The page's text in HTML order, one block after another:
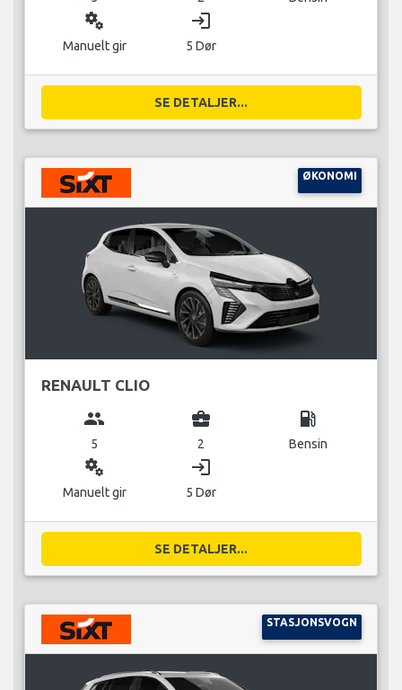
miscellaneous_services
Manuelt gir
login
5 Dør
SE DETALJER...
ØKONOMI
RENAULT CLIO
group
5
business_center
2
local_gas_station
Bensin
miscellaneous_services
Manuelt gir
login
5 Dør
SE DETALJER...
STASJONSVOGN